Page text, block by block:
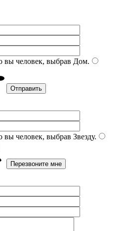
вы человек, выбрав Дом.
вы человек, выбрав Звезду.